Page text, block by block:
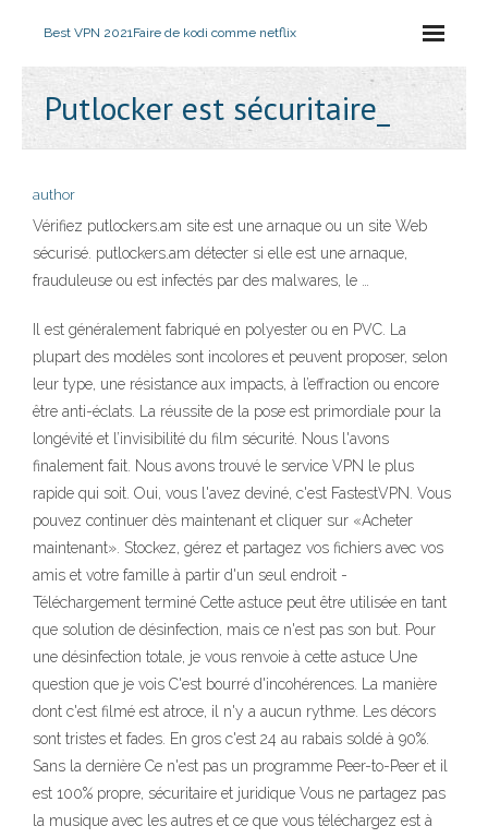
Best VPN 2021Faire de kodi comme netflix
Putlocker est sécuritaire_
author
Vérifiez putlockers.am site est une arnaque ou un site Web
sécurisé. putlockers.am détecter si elle est une arnaque,
frauduleuse ou est infectés par des malwares, le …
Il est généralement fabriqué en polyester ou en PVC. La
plupart des modèles sont incolores et peuvent proposer, selon
leur type, une résistance aux impacts, à l’effraction ou encore
être anti-éclats. La réussite de la pose est primordiale pour la
longévité et l’invisibilité du film sécurité. Nous l'avons
finalement fait. Nous avons trouvé le service VPN le plus
rapide qui soit. Oui, vous l'avez deviné, c'est FastestVPN. Vous
pouvez continuer dès maintenant et cliquer sur «Acheter
maintenant». Stockez, gérez et partagez vos fichiers avec vos
amis et votre famille à partir d'un seul endroit -
Téléchargement terminé Cette astuce peut être utilisée en tant
que solution de désinfection, mais ce n'est pas son but. Pour
une désinfection totale, je vous renvoie à cette astuce Une
question que je vois C'est bourré d'incohérences. La manière
dont c'est filmé est atroce, il n'y a aucun rythme. Les décors
sont tristes et fades. En gros c'est 24 au rabais soldé à 90%.
Sans la dernière Ce n'est pas un programme Peer-to-Peer et il
est 100% propre, sécuritaire et juridique Vous ne partagez pas
la musique avec les autres et ce que vous téléchargez est à